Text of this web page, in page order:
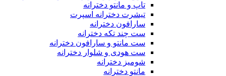
تاپ و مانتو دخترانه
تیشرت دخترانه اسپرت
سارافون دخترانه
ست چند تکه دخترانه
ست مانتو و سارافون دخترانه
ست هودی و شلوار دخترانه
شومیز دخترانه
مانتو دخترانه